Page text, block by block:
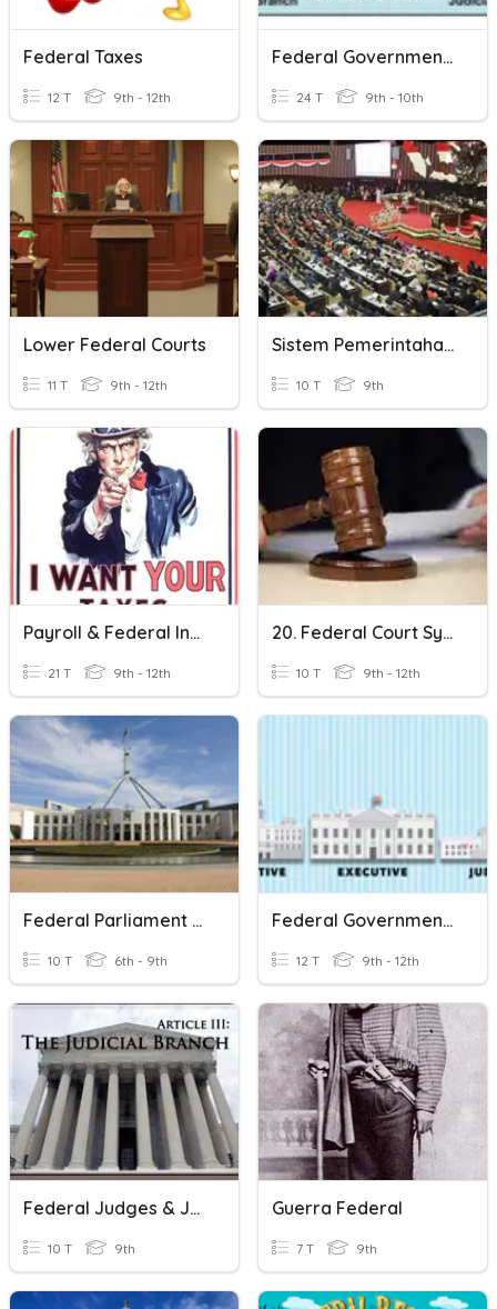
Federal Taxes
12 T 9th - 12th
Federal Government Vocab
24 T 9th - 10th
Lower Federal Courts
11 T 9th - 12th
Sistem Pemerintahan Indonesia
10 T 9th
Payroll & Federal Income Taxes Withholding
21 T 9th - 12th
20. Federal Court System
10 T 9th - 12th
Federal Parliament Quiz
10 T 6th - 9th
Federal Government Branches
12 T 9th - 12th
Federal Judges & Jurisdictions
10 T 9th
Guerra Federal
7 T 9th